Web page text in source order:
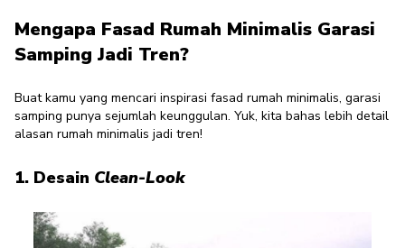
Mengapa Fasad Rumah Minimalis Garasi
Samping Jadi Tren?
Buat kamu yang mencari inspirasi fasad rumah minimalis, garasi
samping punya sejumlah keunggulan. Yuk, kita bahas lebih detail
alasan rumah minimalis jadi tren!
1. Desain Clean-Look